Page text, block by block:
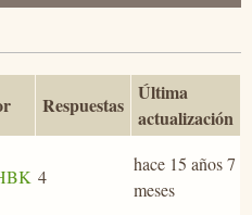
Respuestas
Última
actualización
4
hace 15 años 7
meses